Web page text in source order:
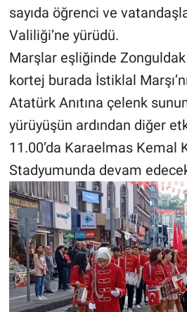
sayıda öğrenci ve
Valiliği’ne yürüdü.
Marşlar eşliğinde
kortej burada İstiklal
Atatürk Anıtına çelenk
yürüyüşün ardından diğer
11.00’da Karaelmas Kemal
Stadyumunda devam